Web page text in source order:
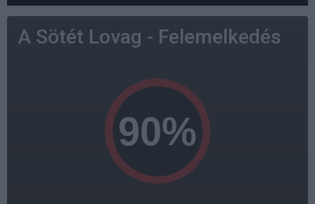
A Sötét Lovag - Felemelkedés